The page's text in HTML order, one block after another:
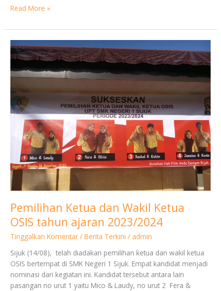
Read More »
Pemilihan Ketua dan Wakil Ketua
OSIS tahun ajaran 2023/2024
Tinggalkan Komentar /Berita Terkini / admin
Sijuk (14/08), telah diadakan pemilihan ketua dan wakil ketua
OSIS bertempat di SMK Negeri 1 Sijuk. Empat kandidat menjadi
nominasi dari kegiatan ini. Kandidat tersebut antara lain
pasangan no urut 1 yaitu Mico & Laudy, no urut 2 Fera &
Pemilihan
Ketua
Wakil
Ketua
OSIS
tahun
ajaran
2023/2024